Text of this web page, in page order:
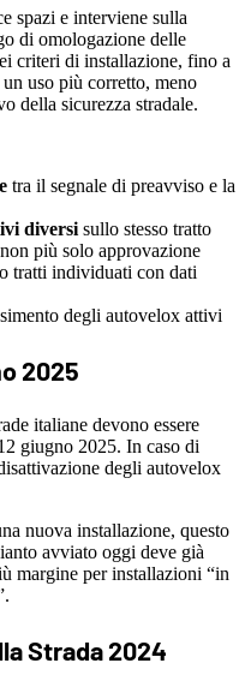
spazi e interviene sulla
di omologazione delle
criteri di installazione, fino a
uso più corretto, meno
della sicurezza stradale.
tra il segnale di preavviso e la
diversi sullo stesso tratto
più solo approvazione
tratti individuati con dati
degli autovelox attivi
2025
italiane devono essere
giugno 2025. In caso di
degli autovelox
nuova installazione, questo
avviato oggi deve già
margine per installazioni “in
Strada 2024